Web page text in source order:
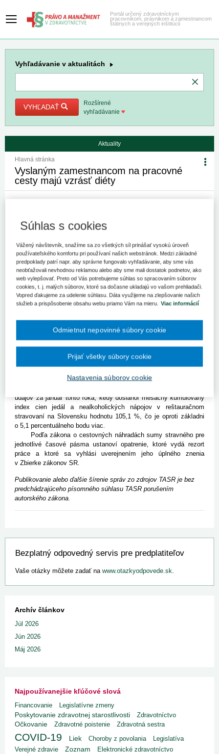
Portál určený zdravotníckym
pracovníkom, právnikom a zamestnancom
štátnych a verejných inštitúcií
Vyhľadávanie v aktualitách
VYHĽADAŤ
Rozšírené
vyhľadávanie
Aktuality
Hlavná stránka
Vyslaným zamestnancom na pracovné
cesty majú vzrásť diéty
Vyslaní zamestnanci na pracovnú cestu si finančne prilepšia.
Ministerstvo práce totiž navrhuje zvýšiť cestovné náhrady, teda
tzv. diéty.
Bratislava 19. marca (TASR) - Rezort práce o tom informuje
v predbežnej informácii zverejnenej na legislatívno-právnom portáli
Slov-lex. Naposledy sa zamestnancom diéty zvýšili od 1.
decembra 2016.
Dôvodom navýšenia cestovných náhrad je rast cien jedál
a nealkoholických nápojov v reštauračnom stravovaní. Rezort
Suma stravného pre pracovné cesty v časovom pásme päť až
12 hodín sa má zvýšiť o 30 centov na 4,80 eura. Nad 12 hodín až
úrovne 6,70 eura. Zamestnanci, ktorých pracovná cesta bude trvať
údajov za január tohto roka, kedy dosiahol mesačný kumulovaný
index cien jedál a nealkoholických nápojov v reštauračnom
stravovaní na Slovensku hodnotu 105,1 %, čo je oproti základni
o 5,1 percentuálneho bodu viac.
Podľa zákona o cestovných náhradách sumy stravného pre
jednotlivé časové pásma ustanoví opatrenie, ktoré vydá rezort
práce a ktoré sa vyhlási uverejnením jeho úplného znenia
v Zbierke zákonov SR.
Publikovanie alebo ďalšie šírenie správ zo zdrojov TASR je bez
predchádzajúceho písomného súhlasu TASR porušením
autorského zákona.
Bezplatný odpovedný servis pre predplatiteľov
Vaše otázky môžete zadať na www.otazkyodpovede.sk.
Archív článkov
Júl 2026
Jún 2026
Máj 2026
Najpoužívanejšie kľúčové slová
Financovanie Legislatívne zmeny
Poskytovanie zdravotnej starostlivosti
Zdravotníctvo
Očkovanie
Zdravotné poistenie Zdravotná sestra
COVID-19 Liek Choroby z povolania
Legislatíva
Verejné zdravie
Zoznam Elektronické zdravotníctvo
Súhlas s cookies
Vážený návštevník, snažíme sa zo všetkých síl prinášať vysokú úroveň
používateľského komfortu pri používaní našich webstránok. Medzi základné
predpoklady patrí napr. aby správne fungovalo vyhľadávanie, aby sme vás
neobťažovali nevhodnou reklamou alebo aby sme mali dostatok podnetov, ako
web vylepšovať. Preto od Vás potrebujeme súhlas so spracovaním súborov
cookies, t. j. malých súborov, ktoré sa dočasne ukladajú vo vašom prehliadači.
Vopred ďakujeme za udelenie súhlasu. Dáta využijeme na zlepšovanie našich
služieb a prispôsobenie obsahu webu priamo Vám na mieru.
Viac informácií
Nastavenia súborov cookie
Odmietnut nepovinné súbory cookie
Prijať všetky súbory cookie